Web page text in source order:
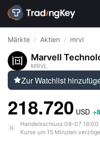
Märkte / Aktien / mrvl
Marvell
MRVL
Zur Watchlist
218.720 USD
Handelsschluss 08-07 16:00
Kurse um 15 Minuten